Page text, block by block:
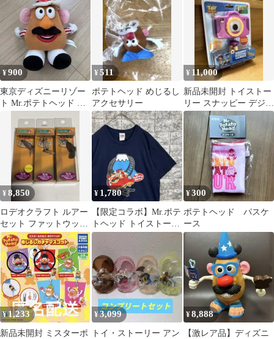
セット☆
かわいい
¥900
東京ディズニーリゾー
ト Mr.ポテトヘッド ぬ
¥511
ポテトヘッド めじるし
アクセサリー
¥ 11,000
新品未開封 トイストー
リー スナッピー デジタ
ルカメラ
¥8,850
ロデオクラフト ルアー
セット ファットウッサ
jr 2 ファットウッサジ
ュニア
¥ 1,780
【限定コラボ】Mr.ポテ
トヘッド トイストーリ
ー 半袖 Tシャツ 富士山
¥300
ポテトヘッド パスケ
ース
¥ 1,233
新品未開封 ミスターポ
¥3,099
トイ・ストーリー アン
¥8,888
【激レア品】ディズニ